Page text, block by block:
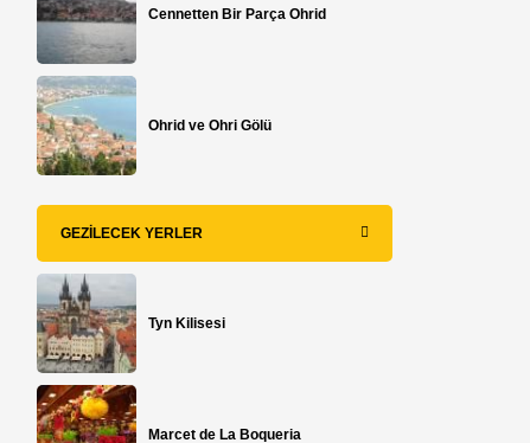
Cennetten Bir Parça Ohrid
Ohrid ve Ohri Gölü
GEZILECEK YERLER
Tyn Kilisesi
Marcet de La Boqueria